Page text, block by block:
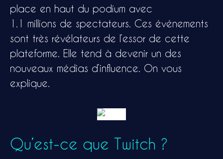
place en haut du podium avec
1.1 millions de spectateurs. Ces événements
sont très révélateurs de l’essor de cette
plateforme. Elle tend à devenir un des
nouveaux médias d’influence. On vous
explique.
Qu’est-ce que Twitch ?